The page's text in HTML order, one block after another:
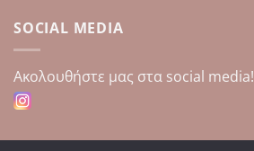
SOCIAL MEDIA
Aκολουθήστε μας στα social media!